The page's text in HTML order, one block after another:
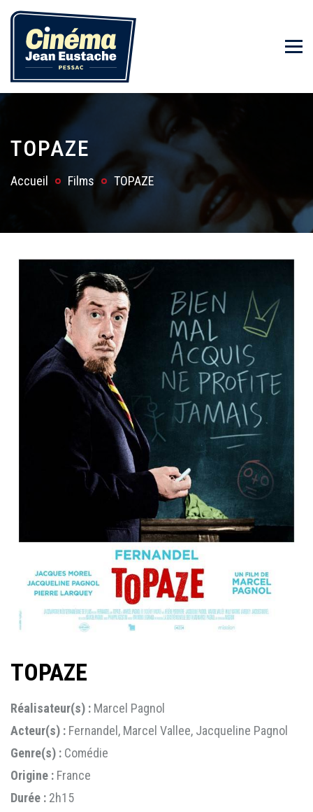
TOPAZE
Accueil Films TOPAZE
TOPAZE
Réalisateur(s) : Marcel Pagnol
Acteur(s) : Fernandel, Marcel Vallee, Jacqueline Pagnol
Genre(s) : Comédie
Origine : France
Durée : 2h15